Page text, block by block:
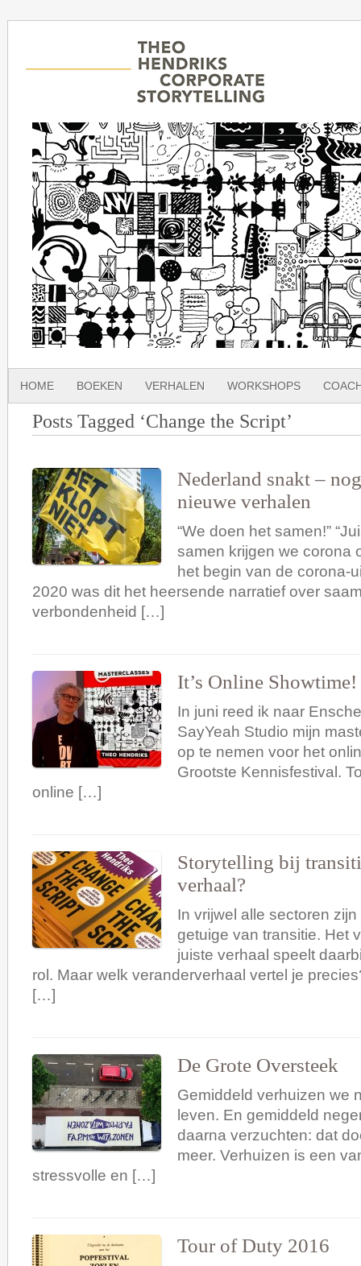
HOME BOEKEN VERHALEN WORKSHOPS
Posts Tagged ‘Change the Script’
Nederland snakt –
nieuwe verhalen
“We doen het samen!”
samen krijgen we corona
het begin van de corona-
2020 was dit het heersende narratief over
verbondenheid […]
It’s Online Showtime!
In juni reed ik naar
SayYeah Studio mijn
op te nemen voor het
Grootste Kennisfestival.
online […]
Storytelling bij
verhaal?
In vrijwel alle sectoren
getuige van transitie. Het
juiste verhaal speelt
rol. Maar welk veranderverhaal vertel je
[…]
De Grote Oversteek
Gemiddeld verhuizen we
leven. En gemiddeld
daarna verzuchten: dat
meer. Verhuizen is een
stressvolle en […]
Tour of Duty 2016